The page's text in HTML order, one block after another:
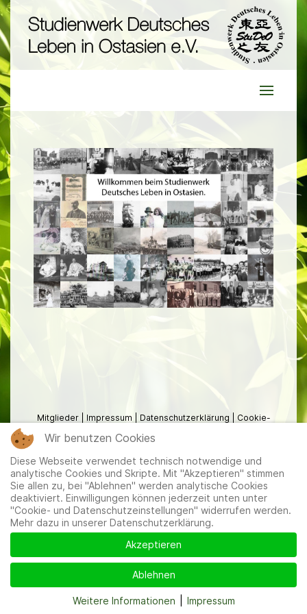
Mitglieder Impressum Datenschutzerklärung
Cookie-
Wir benutzen Cookies
Diese Webseite verwendet technisch notwendige und
analytische Cookies und Skripte. Mit "Akzeptieren" stimmen
Sie allen zu, bei "Ablehnen" werden analytische Cookies
deaktiviert. Einwilligungen können jederzeit unten unter
"Cookie- und Datenschutzeinstellungen" widerrufen werden.
Mehr dazu in unserer Datenschutzerklärung.
Akzeptieren
Ablehnen
Weitere Informationen Impressum